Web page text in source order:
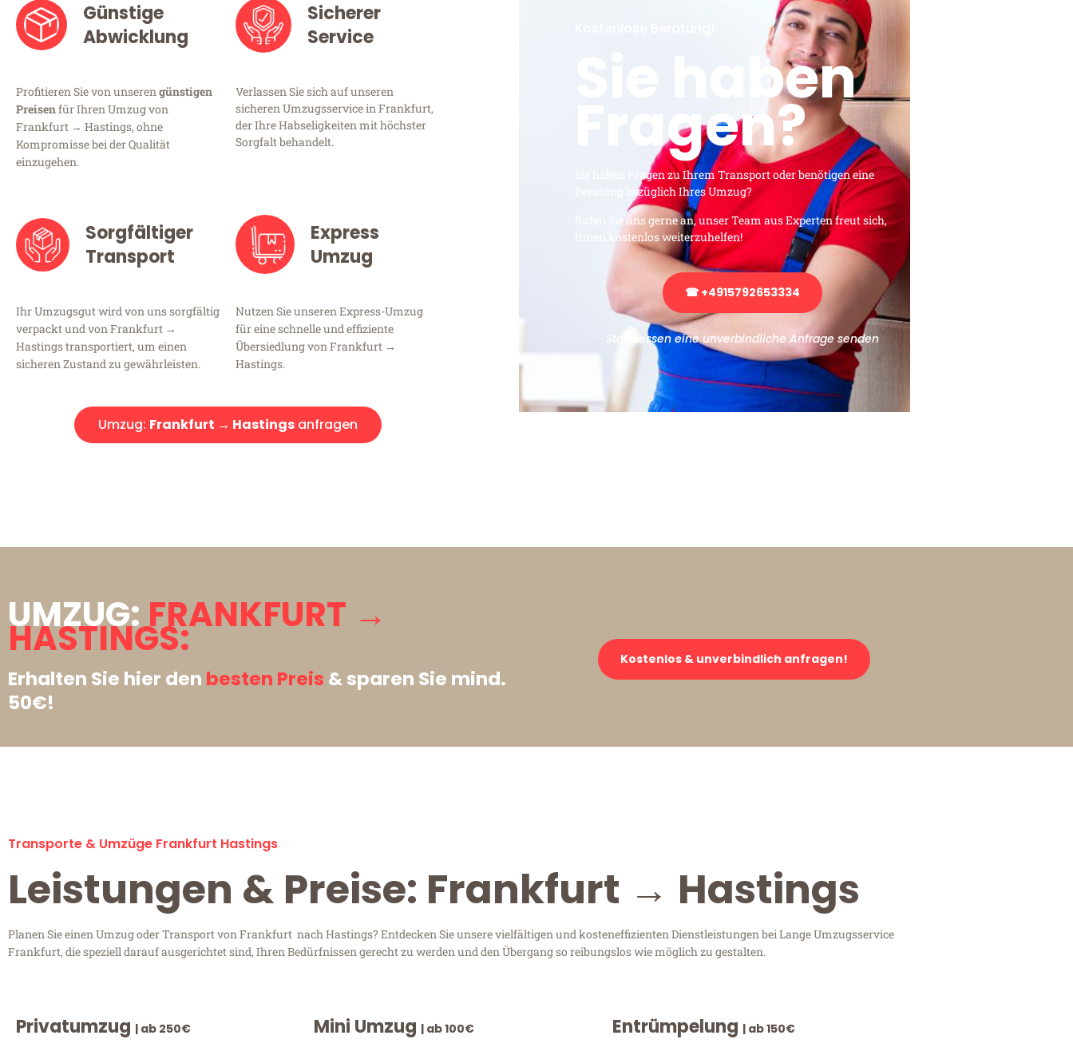
Günstige
Abwicklung
Profitieren Sie von unserengünstigen
Preisenfür Ihren Umzug von
Frankfurt → Hastings, ohne
Kompromisse bei der Qualität
einzugehen.
Sicherer
Service
Verlassen Sie sich auf unseren
sicheren Umzugsservice in Frankfurt,
der Ihre Habseligkeiten mit höchster
Sorgfalt behandelt.
Sorgfältiger
Transport
Ihr Umzugsgut wird von uns sorgfältig
verpackt und von Frankfurt →
Hastings transportiert, um einen
sicheren Zustand zu gewährleisten.
Express
Umzug
Nutzen Sie unseren Express-Umzug
für eine schnelle und effiziente
Übersiedlung von Frankfurt →
Hastings.
Umzug: Frankfurt → Hastingsanfragen
Sie haben
Fragen?
Sie haben Fragen zu Ihrem Transport oder benötigen eine
Beratung bezüglich Ihres Umzug?
Rufen Sie uns gerne an, unser Team aus Experten freut sich,
Ihnen kostenlos weiterzuhelfen!
☎ +4915792653334
Stattdessen eine unverbindliche Anfrage senden
UMZUG:FRANKFURT →
HASTINGS:
Erhalten Sie hier den besten Preis & sparen Sie mind.
50€!
Kostenlos & unverbindlich anfragen!
Transporte & Umzüge Frankfurt Hastings
Leistungen & Preise: Frankfurt → Hastings
Planen Sie einen Umzug oder Transport von Frankfurt nach Hastings? Entdecken Sie unsere vielfältigen und kosteneffizienten Dienstleistungen bei Lange Umzugsservice
Frankfurt, die speziell darauf ausgerichtet sind, Ihren Bedürfnissen gerecht zu werden und den Übergang so reibungslos wie möglich zu gestalten.
Privatumzug | ab 250€ Mini Umzug | ab 100€ Entrümpelung | ab 150€